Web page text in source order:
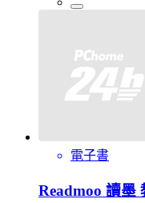
電子書
Readmoo 讀墨